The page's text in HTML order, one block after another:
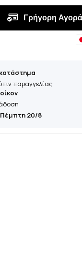
παραγγελίας
Πέμπτη 20/8